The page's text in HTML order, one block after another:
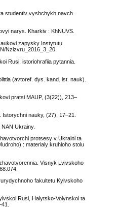
studentiv vyshchykh navch.
narys. Kharkiv : KhNUVS.
zapysky Instytutu
Nzizvru_2016_3_20.
Rusi: istoriohrafiia pytannia.
(avtoref. dys. kand. ist. nauk).
pratsi MAUP, (3(22)), 213–
nauky, (27), 17–21.
Ukrainy.
protsesy v Ukraini ta
: materialy kruhloho stolu
Visnyk Lvivskoho
fakultetu Kyivskoho
Rusi, Halytsko-Volynskoi ta